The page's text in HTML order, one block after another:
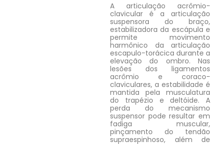
A articulação acrômio-
clavicular é a articulação
suspensora do braço,
estabilizadora da escápula e
permite movimento
harmônico da articulação
escapulo-torácica durante a
elevação do ombro. Nas
lesões dos ligamentos
acrômio e coraco-
claviculares, a estabilidade é
mantida pela musculatura
do trapézio e deltóide. A
perda do mecanismo
suspensor pode resultar em
fadiga muscular,
pinçamento do tendão
supraespinhoso, além de